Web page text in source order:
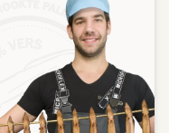
met het roken
Dries van